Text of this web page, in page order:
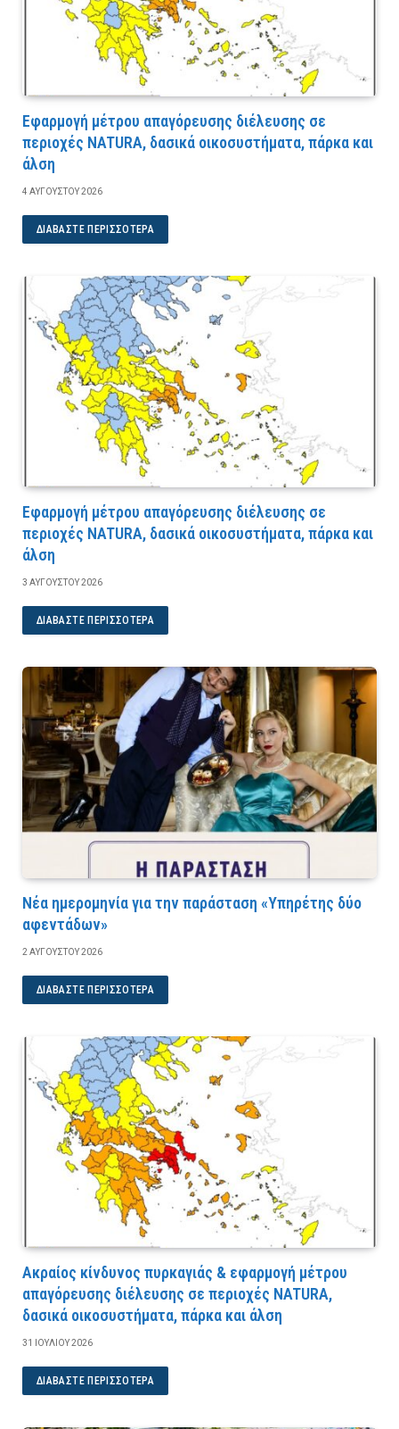
Εφαρμογή μέτρου απαγόρευσης διέλευσης σε
περιοχές NATURA, δασικά οικοσυστήματα, πάρκα και
άλση
4 ΑΥΓΟΎΣΤΟΥ 2026
ΔΙΑΒΆΣΤΕ ΠΕΡΙΣΣΌΤΕΡΑ
Εφαρμογή μέτρου απαγόρευσης διέλευσης σε
περιοχές NATURA, δασικά οικοσυστήματα, πάρκα και
άλση
3 ΑΥΓΟΎΣΤΟΥ 2026
ΔΙΑΒΆΣΤΕ ΠΕΡΙΣΣΌΤΕΡΑ
Νέα ημερομηνία για την παράσταση «Υπηρέτης δύο
αφεντάδων»
2 ΑΥΓΟΎΣΤΟΥ 2026
ΔΙΑΒΆΣΤΕ ΠΕΡΙΣΣΌΤΕΡΑ
Ακραίος κίνδυνος πυρκαγιάς & εφαρμογή μέτρου
απαγόρευσης διέλευσης σε περιοχές NATURA,
δασικά οικοσυστήματα, πάρκα και άλση
31 ΙΟΥΛΊΟΥ 2026
ΔΙΑΒΆΣΤΕ ΠΕΡΙΣΣΌΤΕΡΑ